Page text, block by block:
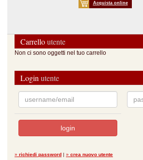
Acquista online
Carrelloutente
Non ci sono oggetti nel tuo carrello
Loginutente
» richiedi password | » crea nuovo utente